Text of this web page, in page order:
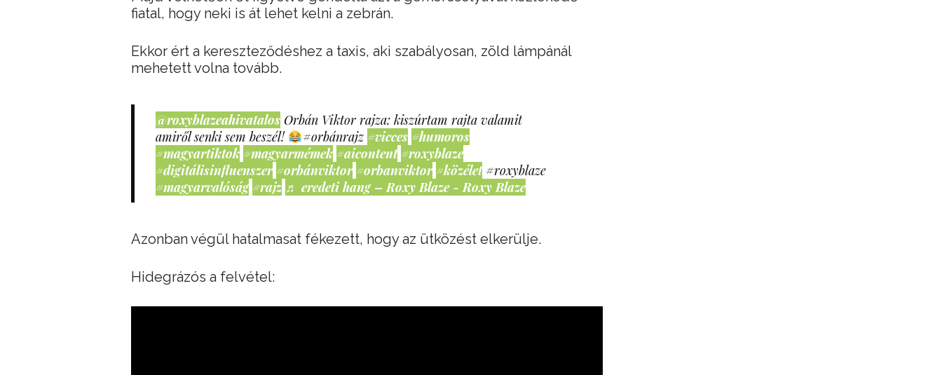
fiatal, hogy neki is át lehet kelni a zebrán.
Ekkor ért a kereszteződéshez a taxis, aki szabályosan, zöld lámpánál
mehetett volna tovább.
@roxyblazeahivatalos Orbán Viktor rajza: kiszúrtam rajta valamit
amiről senki sem beszél!
#orbánrajz #vicces #humoros
#magyartiktok #magyarmémek #aicontent #roxyblaze
#digitálisinfluenszer #orbánviktor #orbanviktor #közélet #roxyblaze
#magyarvalóság #rajz ♬ eredeti hang – Roxy Blaze - Roxy Blaze
Azonban végül hatalmasat fékezett, hogy az ütközést elkerülje.
Hidegrázós a felvétel: